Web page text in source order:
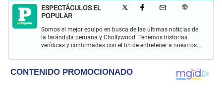
ESPECTÁCULOS EL
POPULAR
Somos el mejor equipo en busca de las últimas noticias de
la farándula peruana y Chollywood. Tenemos historias
verídicas y confirmadas con el fin de entretener a nuestros